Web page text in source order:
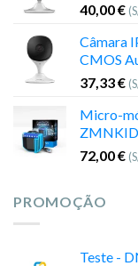
40,00€
Câmara
CMOS
37,33€
Micro-
72,00€
PROMOÇÃO
Teste -